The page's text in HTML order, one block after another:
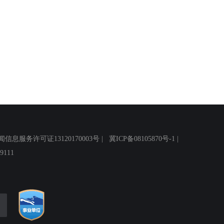
息服务许可证13120170003号 | 冀ICP备08105870号-1